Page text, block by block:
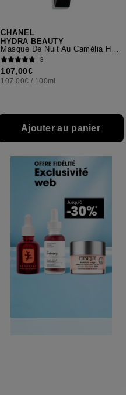
CHANEL
HYDRA BEAUTY
Masque De Nuit Au Camélia Hydratant Oxygénant
8
107,00€
107,00€ / 100ml
Ajouter au panier